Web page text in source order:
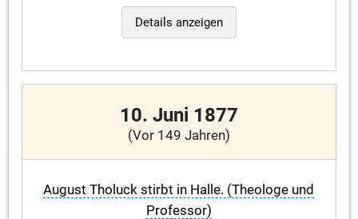
Details anzeigen
10. Juni 1877
(Vor 149 Jahren)
August Tholuck stirbt in Halle. (Theologe und
Professor)